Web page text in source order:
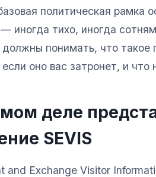
политическая рамка
иногда тихо, иногда
понимать, что такое
если оно вас затронет, и
деле
SEVIS
and Exchange Visitor